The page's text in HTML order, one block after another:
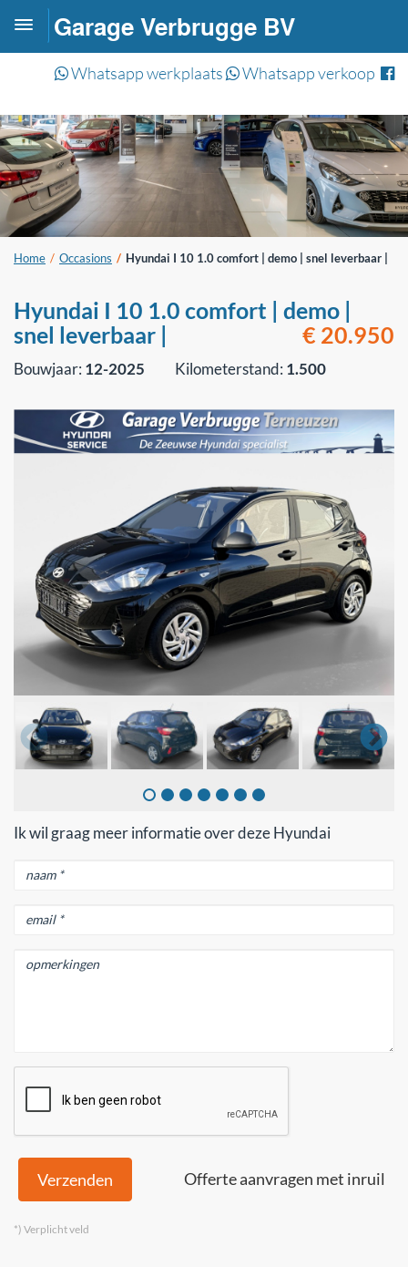
Garage Verbrugge BV
Whatsapp werkplaats Whatsapp verkoop
Toggle
navigation
Home Occasions Hyundai I 10 1.0 comfort | demo | snel leverbaar |
Hyundai I 10 1.0 comfort | demo |
snel leverbaar |
€ 20.950
Bouwjaar: 12-2025 Kilometerstand: 1.500
Ik wil graag meer informatie over deze Hyundai
Offerte aanvragen met inruil
Verzenden
*) Verplicht veld